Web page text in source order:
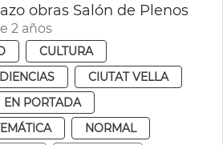
obras Salón de Plenos
2 años
CULTURA
CIUTAT VELLA
EN PORTADA
NORMAL